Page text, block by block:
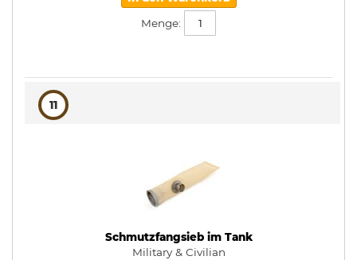
Menge:
11
Schmutzfangsieb im Tank
Military & Civilian